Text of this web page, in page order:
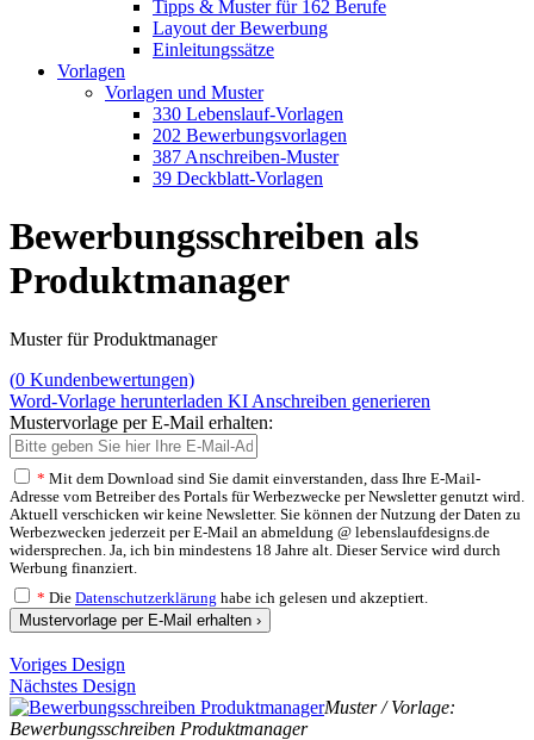
Tipps & Muster für 162 Berufe
Layout der Bewerbung
Einleitungssätze
Vorlagen
Vorlagen und Muster
330 Lebenslauf-Vorlagen
202 Bewerbungsvorlagen
387 Anschreiben-Muster
39 Deckblatt-Vorlagen
Bewerbungsschreiben als
Produktmanager
Muster für Produktmanager
(0 Kundenbewertungen)
Word-Vorlage herunterladen KI Anschreiben generieren
Mustervorlage per E-Mail erhalten:
* Mit dem Download sind Sie damit einverstanden, dass Ihre E-Mail-
Adresse vom Betreiber des Portals für Werbezwecke per Newsletter genutzt wird.
Aktuell verschicken wir keine Newsletter. Sie können der Nutzung der Daten zu
Werbezwecken jederzeit per E-Mail an abmeldung @ lebenslaufdesigns.de
widersprechen. Ja, ich bin mindestens 18 Jahre alt. Dieser Service wird durch
Werbung finanziert.
* Die Datenschutzerklärung habe ich gelesen und akzeptiert.
Mustervorlage per E-Mail erhalten ›
Voriges Design
Nächstes Design
Muster / Vorlage:
Bewerbungsschreiben Produktmanager